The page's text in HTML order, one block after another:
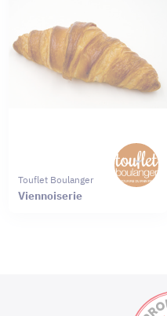
Touflet Boulanger
Viennoiserie